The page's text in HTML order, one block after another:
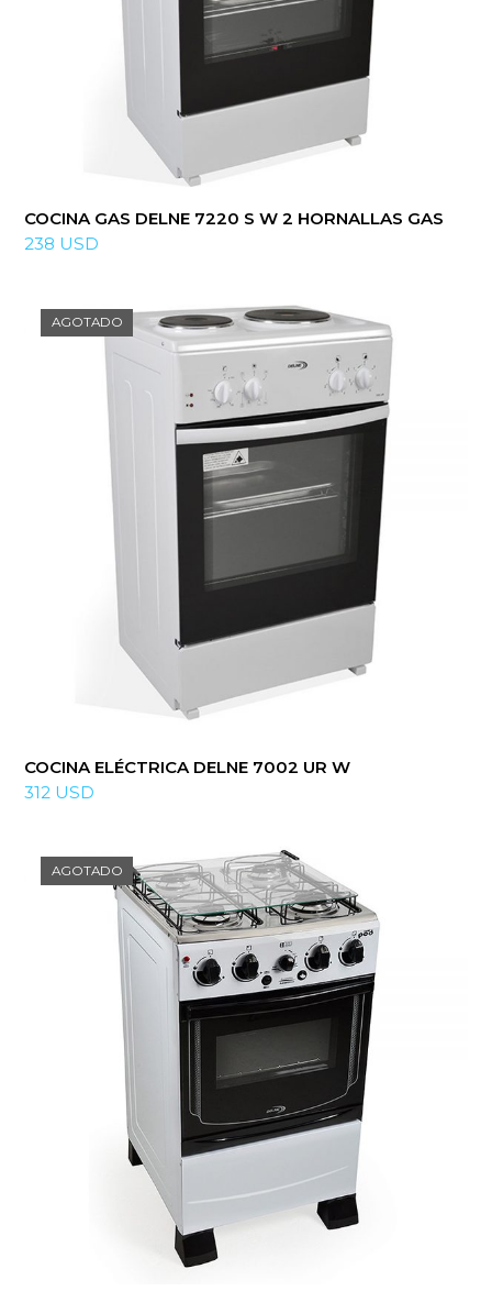
COCINA GAS DELNE 7220 S W 2 HORNALLAS GAS
238 USD
AGOTADO
COCINA ELÉCTRICA DELNE 7002 UR W
312 USD
AGOTADO